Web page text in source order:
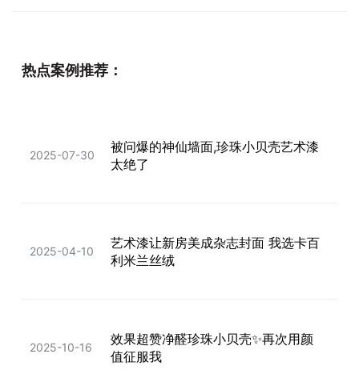
热点案例推荐：
2025-07-30
被问爆的神仙墙面,珍珠小贝壳艺术漆
太绝了
2025-04-10
艺术漆让新房美成杂志封面 我选卡百
利米兰丝绒
2025-10-16
效果超赞净醛珍珠小贝壳✨再次用颜
值征服我